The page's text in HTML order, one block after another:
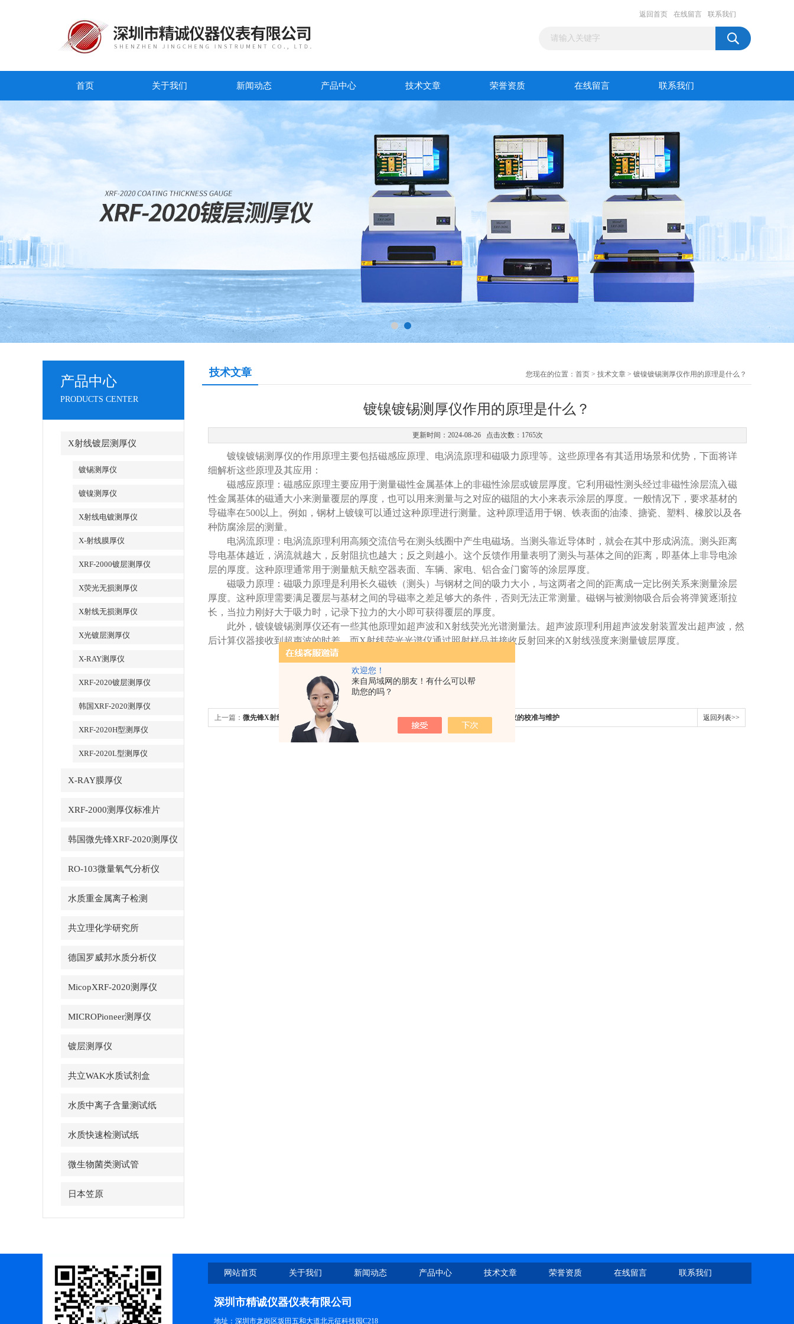
欢迎您！
来自局域网的朋友！有什么可以帮
助您的吗？
返回首页 在线留言 联系我们
首页 关于我们 新闻动态 产品中心 技术文章 荣誉资质 在线留言 联系我们
产品中心
PRODUCTS CENTER
X射线镀层测厚仪
镀锡测厚仪
镀镍测厚仪
X射线电镀测厚仪
X-射线膜厚仪
XRF-2000镀层测厚仪
X荧光无损测厚仪
X射线无损测厚仪
X光镀层测厚仪
X-RAY测厚仪
XRF-2020镀层测厚仪
韩国XRF-2020测厚仪
XRF-2020H型测厚仪
XRF-2020L型测厚仪
X-RAY膜厚仪
XRF-2000测厚仪标准片
韩国微先锋XRF-2020测厚仪
RO-103微量氧气分析仪
水质重金属离子检测
共立理化学研究所
德国罗威邦水质分析仪
MicopXRF-2020测厚仪
MICROPioneer测厚仪
镀层测厚仪
共立WAK水质试剂盒
水质中离子含量测试纸
水质快速检测试纸
微生物菌类测试管
日本笠原
技术文章 您现在的位置： 首页 > 技术文章 > 镀镍镀锡测厚仪作用的原理是什么？
镀镍镀锡测厚仪作用的原理是什么？
更新时间：2024-08-26 点击次数：1765次
镀镍镀锡测厚仪的作用原理主要包括磁感应原理、电涡流原理和磁吸力原理等。这些原理各有其适用场景和优势，下面将详
细解析这些原理及其应用：
磁感应原理：磁感应原理主要应用于测量磁性金属基体上的非磁性涂层或镀层厚度。它利用磁性测头经过非磁性涂层流入磁
性金属基体的磁通大小来测量覆层的厚度，也可以用来测量与之对应的磁阻的大小来表示涂层的厚度。一般情况下，要求基材的
导磁率在500以上。例如，钢材上镀镍可以通过这种原理进行测量。这种原理适用于钢、铁表面的油漆、搪瓷、塑料、橡胶以及各
种防腐涂层的测量。
电涡流原理：电涡流原理利用高频交流信号在测头线圈中产生电磁场。当测头靠近导体时，就会在其中形成涡流。测头距离
导电基体越近，涡流就越大，反射阻抗也越大；反之则越小。这个反馈作用量表明了测头与基体之间的距离，即基体上非导电涂
层的厚度。这种原理通常用于测量航天航空器表面、车辆、家电、铝合金门窗等的涂层厚度。
磁吸力原理：磁吸力原理是利用长久磁铁（测头）与钢材之间的吸力大小，与这两者之间的距离成一定比例关系来测量涂层
厚度。这种原理需要满足覆层与基材之间的导磁率之差足够大的条件，否则无法正常测量。磁钢与被测物吸合后会将弹簧逐渐拉
长，当拉力刚好大于吸力时，记录下拉力的大小即可获得覆层的厚度。
此外，镀镍镀锡测厚仪还有一些其他原理如超声波和X射线荧光光谱测量法。超声波原理利用超声波发射装置发出超声波，然
后计算仪器接收到超声波的时差。而X射线荧光光谱仪通过照射样品并接收反射回来的X射线强度来测量镀层厚度。
上一篇： 微先锋X射线测厚仪的操作维护涉及多个方面 下一篇：详细了解下镀镍镀锡测厚仪的校准与维护 返回列表>>
网站首页 关于我们 新闻动态 产品中心 技术文章 荣誉资质 在线留言 联系我们
深圳市精诚仪器仪表有限公司
地址：深圳市龙岗区坂田五和大道北元征科技园C218